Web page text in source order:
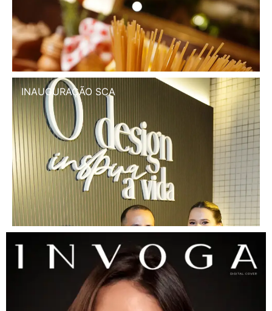
INAUGURAÇÃO SCA